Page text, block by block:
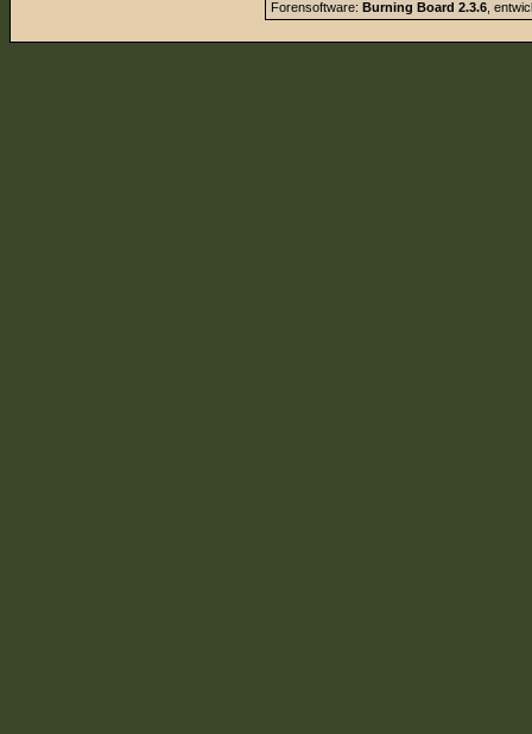
Forensoftware: Burning Board 2.3.6,